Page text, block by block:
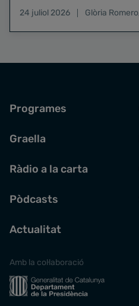
24 juliol 2026
Glòria Romero
Programes
Graella
Ràdio a la carta
Pòdcasts
Actualitat
Amb la col·laboració